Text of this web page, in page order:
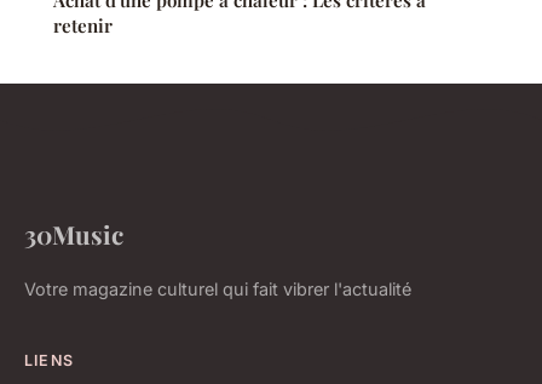
retenir
30Music
Votre magazine culturel qui fait vibrer l'actualité
LIENS